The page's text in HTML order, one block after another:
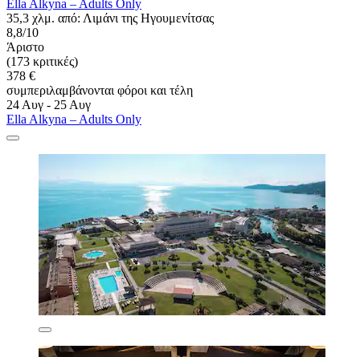
Ella Alkyna – Adults Only
35,3 χλμ. από: Λιμάνι της Ηγουμενίτσας
8,8/10
Άριστο
(173 κριτικές)
378 €
συμπεριλαμβάνονται φόροι και τέλη
24 Αυγ - 25 Αυγ
Ella Alkyna – Adults Only